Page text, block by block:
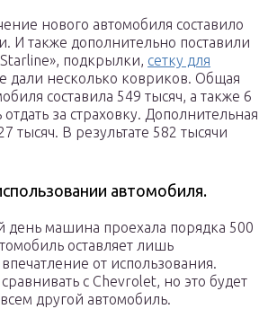
нового автомобиля составило
И также дополнительно поставили
подкрылки, сетку для
дали несколько ковриков. Общая
составила 549 тысяч, а также 6
за страховку. Дополнительная
тысяч. В результате 582 тысячи
автомобиля.
день машина проехала порядка 500
оставляет лишь
от использования.
с Chevrolet, но это будет
другой автомобиль.